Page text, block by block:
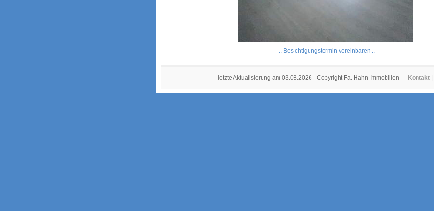
.. Besichtigungstermin vereinbaren ..
letzte Aktualisierung am 03.08.2026 - Copyright Fa. Hahn-Immobilien Kontakt